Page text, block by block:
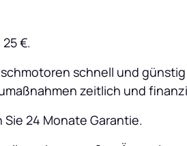
€.
schnell und
zeitlich und
24 Monate Garantie.